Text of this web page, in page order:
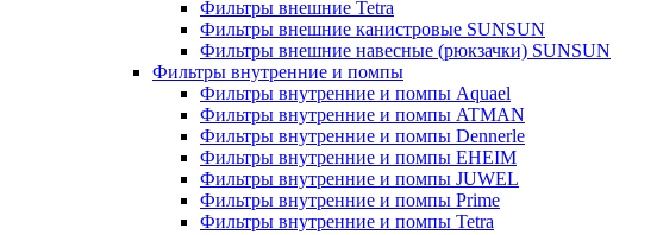
Фильтры внешние Tetra
Фильтры внешние канистровые SUNSUN
Фильтры внешние навесные (рюкзачки) SUNSUN
Фильтры внутренние и помпы
Фильтры внутренние и помпы Aquael
Фильтры внутренние и помпы ATMAN
Фильтры внутренние и помпы Dennerle
Фильтры внутренние и помпы EHEIM
Фильтры внутренние и помпы JUWEL
Фильтры внутренние и помпы Prime
Фильтры внутренние и помпы Tetra